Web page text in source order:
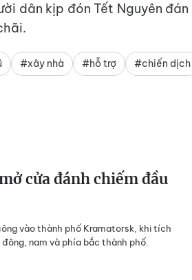
dân kịp đón Tết Nguyên
#xây nhà #hỗ trợ #chiến dịch
cửa đánh chiếm đầu
vào thành phố Kramatorsk, khi tích
nam và phía bắc thành phố.